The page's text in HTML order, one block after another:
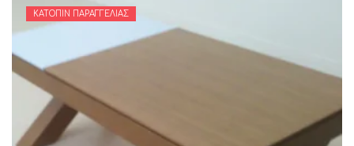
ΚΑΤΌΠΙΝ ΠΑΡΑΓΓΕΛΊΑΣ